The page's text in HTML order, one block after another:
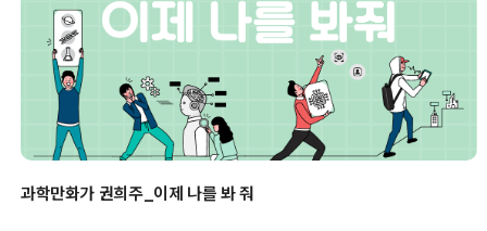
과학만화가 권희주_이제 나를 봐 줘